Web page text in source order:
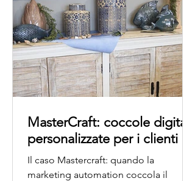
MasterCraft: coccole digitali
personalizzate per i clienti
Il caso Mastercraft: quando la
marketing automation coccola il